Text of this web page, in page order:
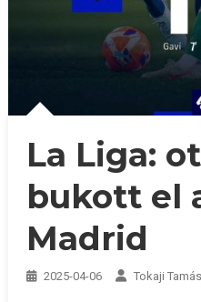
La Liga:
bukott el
Madrid
2025-04-06 Tokaji Tamás